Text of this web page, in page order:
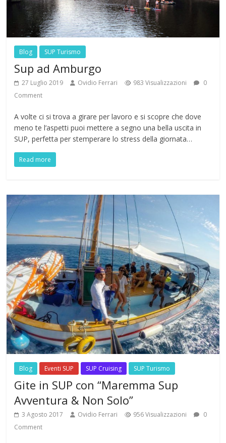
Blog SUP Turismo
Sup ad Amburgo
27 Luglio 2019 Ovidio Ferrari 983 Visualizzazioni
0
Comment
A volte ci si trova a girare per lavoro e si scopre che dove
meno te l’aspetti puoi mettere a segno una bella uscita in
SUP, perfetta per stemperare lo stress della giornata…
Read more
Blog Eventi SUP SUP Cruising SUP Turismo
Gite in SUP con “Maremma Sup
Avventura & Non Solo”
3 Agosto 2017 Ovidio Ferrari 956 Visualizzazioni
0
Comment